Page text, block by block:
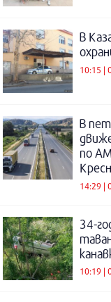
В
10:15 |
В
по АМ
14:29 |
34-
10:19 |